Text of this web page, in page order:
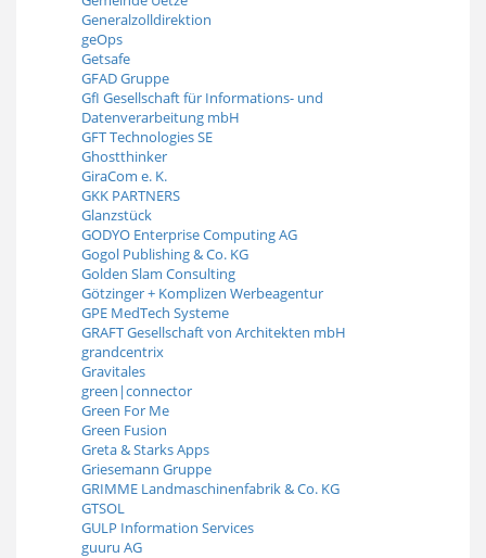
Generalzolldirektion
geOps
Getsafe
GFAD Gruppe
GfI Gesellschaft für Informations- und
Datenverarbeitung mbH
GFT Technologies SE
Ghostthinker
GiraCom e. K.
GKK PARTNERS
Glanzstück
GODYO Enterprise Computing AG
Gogol Publishing & Co. KG
Golden Slam Consulting
Götzinger + Komplizen Werbeagentur
GPE MedTech Systeme
GRAFT Gesellschaft von Architekten mbH
grandcentrix
Gravitales
green|connector
Green For Me
Green Fusion
Greta & Starks Apps
Griesemann Gruppe
GRIMME Landmaschinenfabrik & Co. KG
GTSOL
GULP Information Services
guuru AG